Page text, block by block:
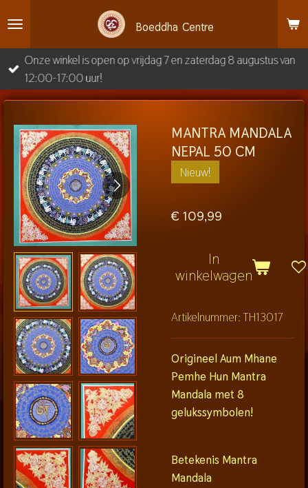
direct
naar
de
hoofdinhoud
Boeddha Centre
Onze winkel is open op vrijdag 7 en zaterdag 8 augustus van
12:00-17:00 uur!
MANTRA MANDALA
NEPAL 50 CM
Nieuw!
€ 109,99
In
winkelwagen
Artikelnummer:TH13017
Origineel Aum Mhane
Pemhe Hun Mantra
Mandala met 8
gelukssymbolen!
Betekenis Mantra
Mandala